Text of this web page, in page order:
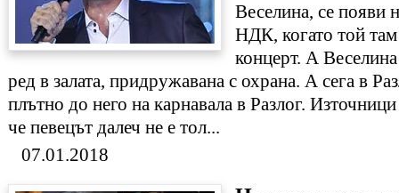
Веселина, се появи
НДК, когато той там
концерт. А
ред в залата, придружавана с охрана. А сега в
плътно до него на карнавала в Разлог.
че певецът далеч не е тол...
07.01.2018